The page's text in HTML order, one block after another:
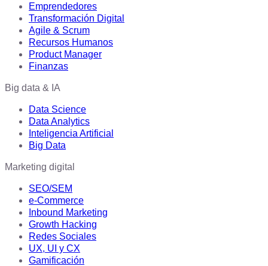
Emprendedores
Transformación Digital
Agile & Scrum
Recursos Humanos
Product Manager
Finanzas
Big data & IA
Data Science
Data Analytics
Inteligencia Artificial
Big Data
Marketing digital
SEO/SEM
e-Commerce
Inbound Marketing
Growth Hacking
Redes Sociales
UX, UI y CX
Gamificación